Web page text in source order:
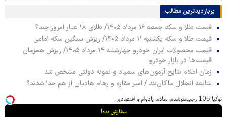
پربازدیدترین‌ مطالب
قیمت طلا و سکه جمعه ۱۶ مرداد ۱۴۰۵/ طلای ۱۸ عیار امروز چند؟
قیمت طلا و سکه یکشنبه ۱۱ مرداد ۱۴۰۵/ ریزش سنگین سکه امامی
قیمت محصولات ایران خودرو چهارشنبه ۱۴ مرداد ۱۴۰۵/ ریزش همزمان
قیمت‌ها در بازار خودرو
زمان اعلام نتایج آزمون‌های سمپاد و نمونه دولتی مشخص شد
شایعه انحلال ماکان‌بند / امیر مقاره و رهام هادیان از هم جدا شدند؟
نوکیا 105 رجیسترشده؛ ساده، بادوام و اقتصادی
سفارش بده!